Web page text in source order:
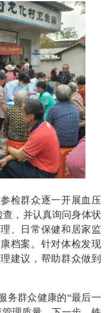
检群众逐一开展血压
，并认真询问身体状
、日常保健和居家监
档案。针对体检发现
建议，帮助群众做到
群众健康的“最后一